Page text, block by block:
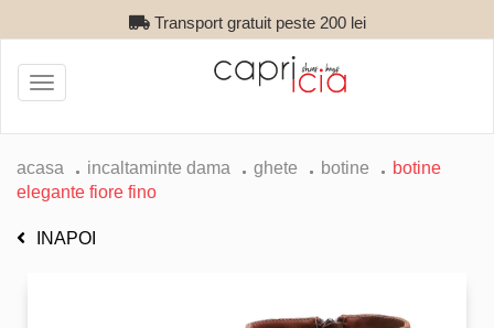
Transport gratuit peste 200 lei
Toggle
navigation
acasa incaltaminte dama ghete botine
botine
elegante fiore fino
INAPOI